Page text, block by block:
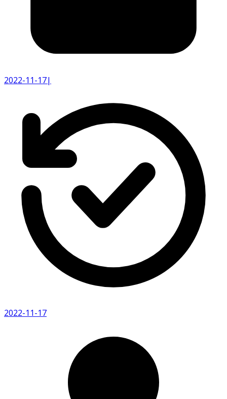
2022-11-17|
2022-11-17